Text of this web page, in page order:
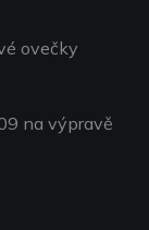
ovečky
na výpravě